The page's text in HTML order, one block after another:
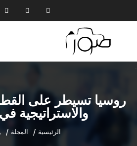
روسيا تسيطر على
والاستراتيجية
الرئيسية المجلة